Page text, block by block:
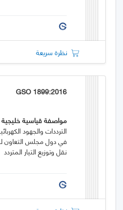
نظرة سريعة
GSO 1899:2016
مواصفة قياسية خليجية
الترددات والجهود
في دول مجلس التعاون
نقل وتوزيع التيار المتردد